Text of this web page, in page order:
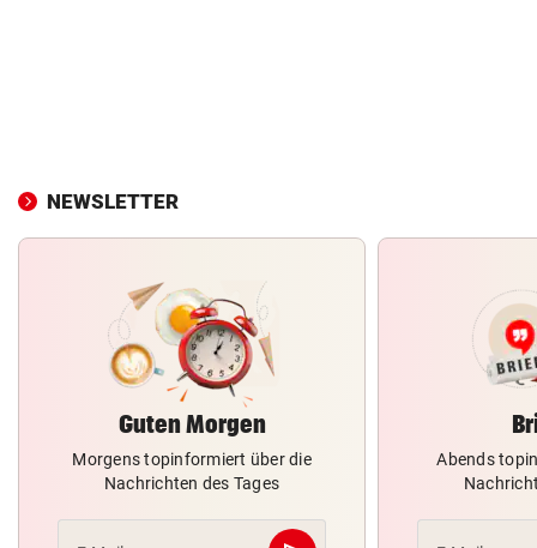
NEWSLETTER
Guten Morgen
Morgens topinformiert über die
Nachrichten des Tages
Abends